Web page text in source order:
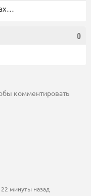
0
комментировать
минуты назад